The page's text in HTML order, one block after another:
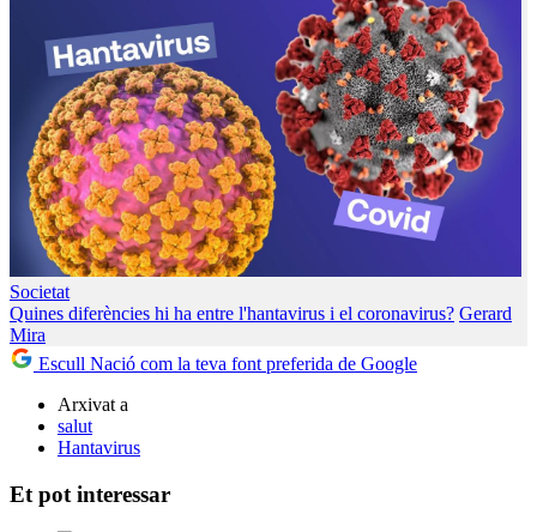
Societat
Quines diferències hi ha entre l'hantavirus i el coronavirus? Gerard
Mira
Escull Nació com la teva font preferida de Google
Arxivat a
salut
Hantavirus
Et pot interessar